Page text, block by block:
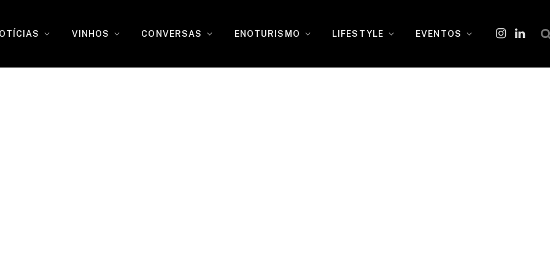
VINHOS CONVERSAS ENOTURISMO LIFESTYLE EVENTOS
Instagram
O